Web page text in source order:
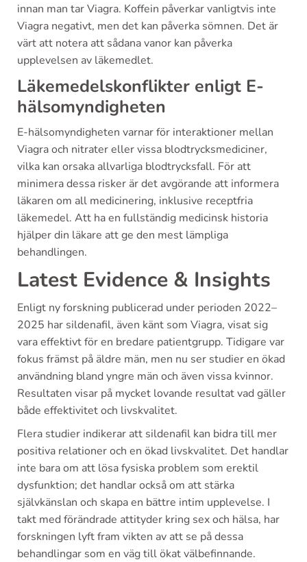
innan man tar Viagra. Koffein påverkar vanligtvis inte
Viagra negativt, men det kan påverka sömnen. Det är
värt att notera att sådana vanor kan påverka
upplevelsen av läkemedlet.
Läkemedelskonflikter enligt E-
hälsomyndigheten
E-hälsomyndigheten varnar för interaktioner mellan
Viagra och nitrater eller vissa blodtrycksmediciner,
vilka kan orsaka allvarliga blodtrycksfall. För att
minimera dessa risker är det avgörande att informera
läkaren om all medicinering, inklusive receptfria
läkemedel. Att ha en fullständig medicinsk historia
hjälper din läkare att ge den mest lämpliga
behandlingen.
Latest Evidence & Insights
Enligt ny forskning publicerad under perioden 2022–
2025 har sildenafil, även känt som Viagra, visat sig
vara effektivt för en bredare patientgrupp. Tidigare var
fokus främst på äldre män, men nu ser studier en ökad
användning bland yngre män och även vissa kvinnor.
Resultaten visar på mycket lovande resultat vad gäller
både effektivitet och livskvalitet.
Flera studier indikerar att sildenafil kan bidra till mer
positiva relationer och en ökad livskvalitet. Det handlar
inte bara om att lösa fysiska problem som erektil
dysfunktion; det handlar också om att stärka
självkänslan och skapa en bättre intim upplevelse. I
takt med förändrade attityder kring sex och hälsa, har
forskningen lyft fram vikten av att se på dessa
behandlingar som en väg till ökat välbefinnande.